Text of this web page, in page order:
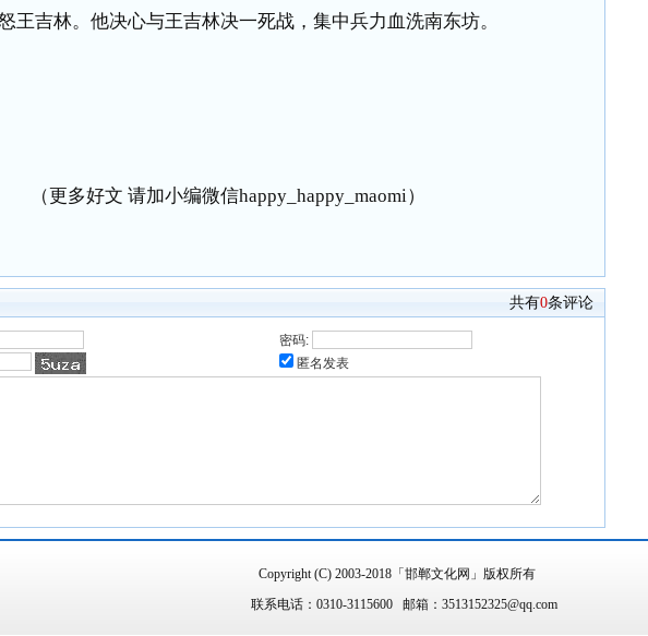
王吉林。他决心与王吉林决一死战，集中兵力血洗南东坊。
（更多好文 请加小编微信happy_happy_maomi）
共有0条评论
密码:
匿名发表
Copyright (C) 2003-2018「邯郸文化网」版权所有
联系电话：0310-3115600 邮箱：3513152325@qq.com